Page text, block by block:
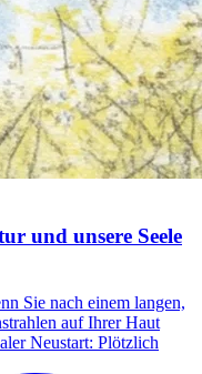
und unsere Seele
Sie nach einem langen,
auf Ihrer Haut
Neustart: Plötzlich